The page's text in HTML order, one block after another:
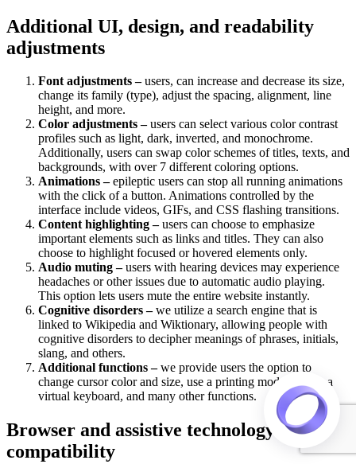
Additional UI, design, and readability
adjustments
Font adjustments –users, can increase and decrease its size,
change its family (type), adjust the spacing, alignment, line
height, and more.
Color adjustments –users can select various color contrast
profiles such as light, dark, inverted, and monochrome.
Additionally, users can swap color schemes of titles, texts, and
backgrounds, with over 7 different coloring options.
Animations –epileptic users can stop all running animations
with the click of a button. Animations controlled by the
interface include videos, GIFs, and CSS flashing transitions.
Content highlighting –users can choose to emphasize
important elements such as links and titles. They can also
choose to highlight focused or hovered elements only.
Audio muting –users with hearing devices may experience
headaches or other issues due to automatic audio playing.
This option lets users mute the entire website instantly.
Cognitive disorders –we utilize a search engine that is
linked to Wikipedia and Wiktionary, allowing people with
cognitive disorders to decipher meanings of phrases, initials,
slang, and others.
Additional functions –we provide users the option to
change cursor color and size, use a printing mode, enable a
virtual keyboard, and many other functions.
Browser and assistive technology
compatibility